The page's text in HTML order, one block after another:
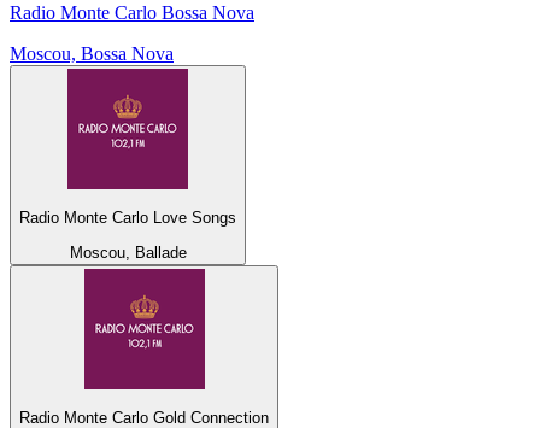
Radio Monte Carlo Bossa Nova
Moscou, Bossa Nova
Radio Monte Carlo Love Songs
Moscou, Ballade
Radio Monte Carlo Gold Connection